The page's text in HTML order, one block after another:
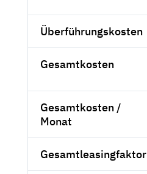
Überführungskosten
Gesamtkosten
Gesamtkosten /
Monat
Gesamtleasingfaktor